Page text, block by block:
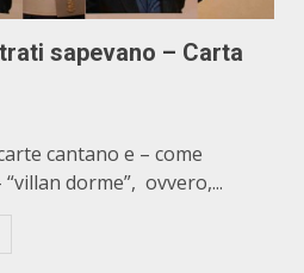
sapevano – Carta
cantano e – come
dorme”, ovvero,...